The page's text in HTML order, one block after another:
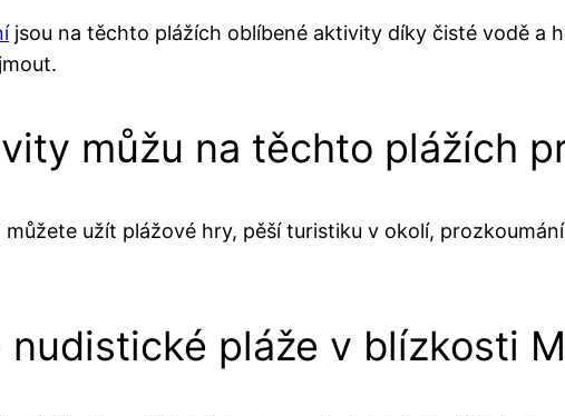
jsou na těchto plážích oblíbené aktivity díky čisté vodě a
můžu na těchto plážích
můžete užít plážové hry, pěší turistiku v okolí,
nudistické pláže v blízkosti